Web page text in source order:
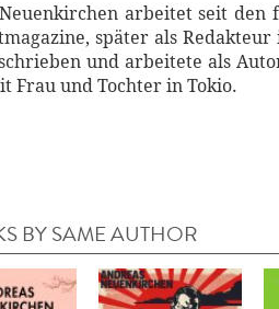
arbeitet seit den
später als
und arbeitete als
Frau und Tochter in Tokio.
BY SAME AUTHOR